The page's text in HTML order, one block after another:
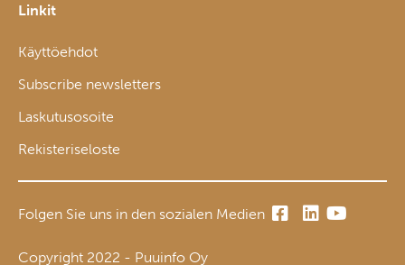
Linkit
Käyttöehdot
Subscribe newsletters
Laskutusosoite
Rekisteriseloste
Folgen Sie uns in den sozialen Medien
Copyright 2022 - Puuinfo Oy